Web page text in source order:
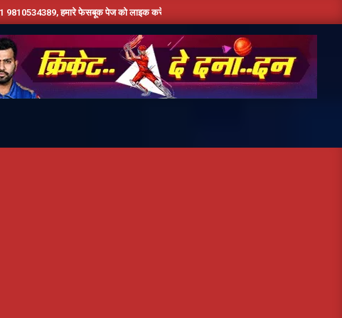
फेसबूक पेज को लाइक करें ,हमे यूट्यूब पर सबस्क्राइब जरूर करें,दिन भर की तमाम छोटी बड़ी खबरों के